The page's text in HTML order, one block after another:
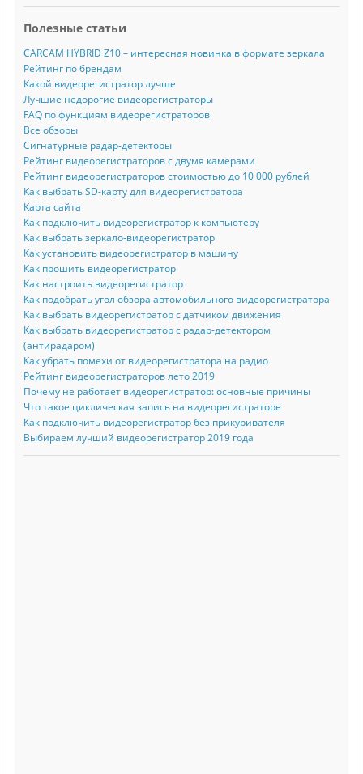
Полезные статьи
CARCAM HYBRID Z10 – интересная новинка в формате зеркала
Рейтинг по брендам
Какой видеорегистратор лучше
Лучшие недорогие видеорегистраторы
FAQ по функциям видеорегистраторов
Все обзоры
Сигнатурные радар-детекторы
Рейтинг видеорегистраторов с двумя камерами
Рейтинг видеорегистраторов стоимостью до 10 000 рублей
Как выбрать SD-карту для видеорегистратора
Карта сайта
Как подключить видеорегистратор к компьютеру
Как выбрать зеркало-видеорегистратор
Как установить видеорегистратор в машину
Как прошить видеорегистратор
Как настроить видеорегистратор
Как подобрать угол обзора автомобильного видеорегистратора
Как выбрать видеорегистратор с датчиком движения
Как выбрать видеорегистратор с радар-детектором
(антирадаром)
Как убрать помехи от видеорегистратора на радио
Рейтинг видеорегистраторов лето 2019
Почему не работает видеорегистратор: основные причины
Что такое циклическая запись на видеорегистраторе
Как подключить видеорегистратор без прикуривателя
Выбираем лучший видеорегистратор 2019 года